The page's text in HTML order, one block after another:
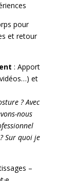
pour
et retour
: Apport
et
? Avec
nous
Sur quoi je
–